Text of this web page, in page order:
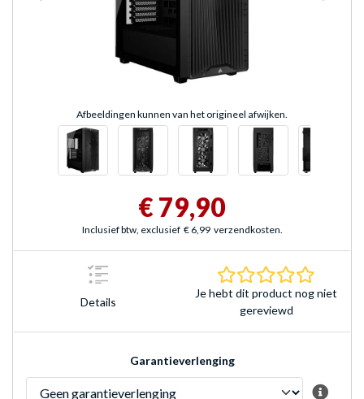
Afbeeldingen kunnen van het origineel afwijken.
€ 79,90
Inclusief btw, exclusief € 6,99 verzendkosten.
Details
Je hebt dit product nog niet
gereviewd
Garantieverlenging